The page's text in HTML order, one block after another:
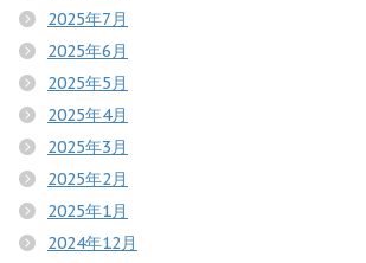
2025年7月
2025年6月
2025年5月
2025年4月
2025年3月
2025年2月
2025年1月
2024年12月